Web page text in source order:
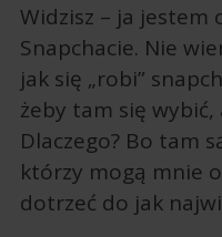
Widzisz – ja jestem
Snapchacie. Nie
jak się „robi”
żeby tam się
Dlaczego? Bo tam
którzy mogą mnie
dotrzeć do jak